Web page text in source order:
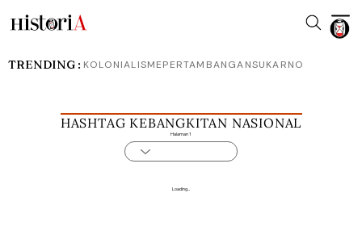
HASHTAG KEBANGKITAN NASIONAL
Halaman 1
Loading...
TRENDING : KOLONIALISMEPERTAMBANGANSUKARNO